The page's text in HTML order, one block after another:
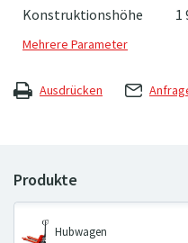
Konstruktionshöhe
1
Ausdrücken
Hubwagen